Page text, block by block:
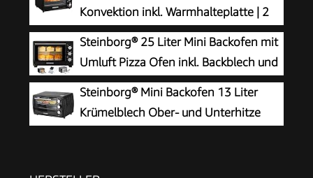
Konvektion inkl. Warmhalteplatte | 2
Backbleche + Grillrost | Minibackofen | Pizza-
Ofen | zuschaltbare Umluft | abnehmbare
Grillplatte | 60 min.Timer | 1300W
Steinborg® 25 Liter Mini Backofen mit
Umluft Pizza Ofen inkl. Backblech und
Grillrost Miniofen 60 Min. Timer –
1.600 Watt
Steinborg® Mini Backofen 13 Liter
Krümelblech Ober- und Unterhitze
freistehend stufenlose Temperaturregelung bis